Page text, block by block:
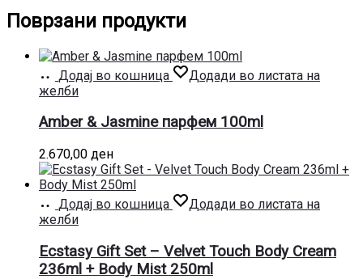
Поврзани продукти
Додај во кошница
Додади во листата на
желби
Amber & Jasmine парфем 100ml
2.670,00 ден
Додај во кошница
Додади во листата на
желби
Ecstasy Gift Set – Velvet Touch Body Cream
236ml + Body Mist 250ml